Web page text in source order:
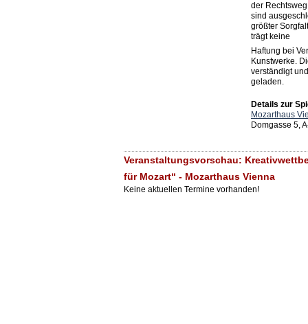
der
sind
größter
trägt keine
Haftung bei
Kunstwerke.
verständigt
geladen.
Details zur
Mozarthaus
Domgasse 5,
Veranstaltungsvorschau:
für Mozart“ - Mozarthaus Vienna
Keine aktuellen Termine vorhanden!